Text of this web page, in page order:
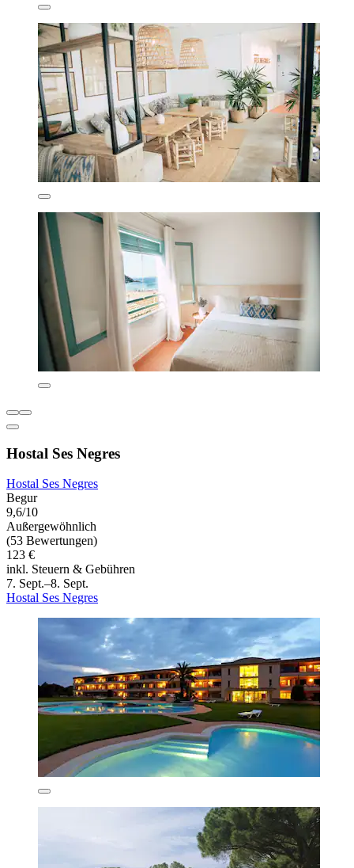
Hostal Ses Negres
Hostal Ses Negres
Begur
9,6/10
Außergewöhnlich
(53 Bewertungen)
123 €
inkl. Steuern & Gebühren
7. Sept.–8. Sept.
Hostal Ses Negres